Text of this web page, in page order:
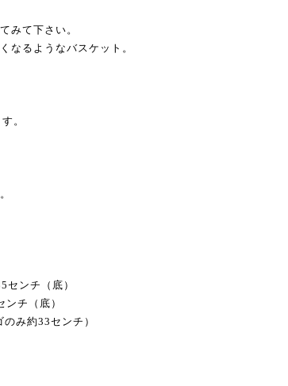
みて下さい。
なるようなバスケット。
。
ンチ（底）
（底）
約33センチ）